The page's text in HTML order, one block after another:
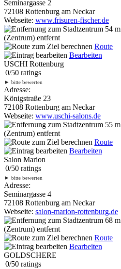
Seminargasse 2
72108 Rottenburg am Neckar
Webseite: www.frisuren-fischer.de
54 m
(Zentrum) entfernt
Route
Bearbeiten
USCHI Rottenburg
0/50 ratings
► bitte bewerten
Adresse:
Königstraße 23
72108 Rottenburg am Neckar
Webseite: www.uschi-salons.de
55 m
(Zentrum) entfernt
Route
Bearbeiten
Salon Marion
0/50 ratings
► bitte bewerten
Adresse:
Seminargasse 4
72108 Rottenburg am Neckar
Webseite: salon-marion-rottenburg.de
68 m
(Zentrum) entfernt
Route
Bearbeiten
GOLDSCHERE
0/50 ratings